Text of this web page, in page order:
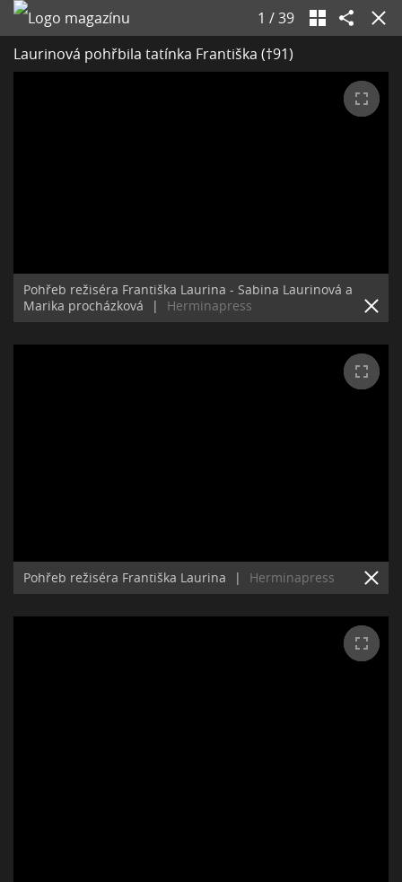
1 /39
Laurinová pohřbila tatínka Františka (†91)
Pohřeb režiséra Františka Laurina - Sabina Laurinová a
Marika procházková
| Herminapress
Pohřeb režiséra Františka Laurina | Herminapress